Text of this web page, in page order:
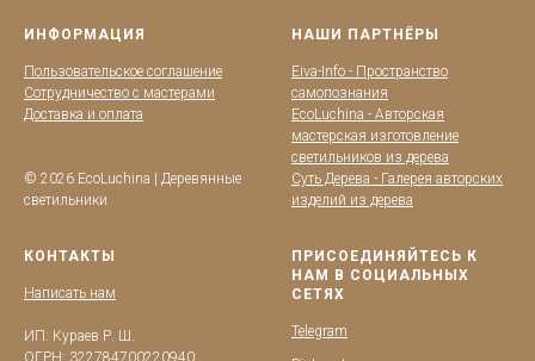
ИНФОРМАЦИЯ
Пользовательское соглашение
Сотрудничество с мастерами
Доставка и оплата
© 2026 EcoLuchina | Деревянные
светильники
НАШИ ПАРТНЁРЫ
Eiva-Info - Пространство
самопознания
EcoLuchina - Авторская
мастерская изготовление
светильников из дерева
Суть Дерева - Галерея авторских
изделий из дерева
КОНТАКТЫ
Написать нам
ИП: Кураев Р. Ш.
ПРИСОЕДИНЯЙТЕСЬ К
НАМ В СОЦИАЛЬНЫХ
СЕТЯХ
Telegram